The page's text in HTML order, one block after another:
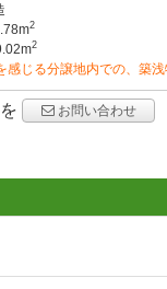
2
2
感じる分譲地内での、築浅
お問い合わせ